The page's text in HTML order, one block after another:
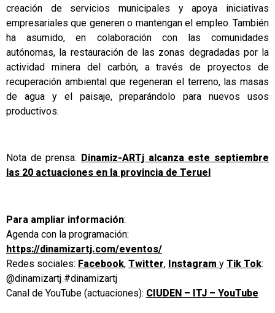
creación de servicios municipales y apoya iniciativas
empresariales que generen o mantengan el empleo. También
ha asumido, en colaboración con las comunidades
autónomas, la restauración de las zonas degradadas por la
actividad minera del carbón, a través de proyectos de
recuperación ambiental que regeneran el terreno, las masas
de agua y el paisaje, preparándolo para nuevos usos
productivos.
Nota de prensa: Dinamiz-ARTj alcanza este septiembre
las 20 actuaciones en la provincia de Teruel
Para ampliar información:
Agenda con la programación:
https://dinamizartj.com/eventos/
Redes sociales: Facebook, Twitter, Instagram y Tik Tok:
@dinamizartj #dinamizartj
Canal de YouTube (actuaciones): CIUDEN – ITJ – YouTube